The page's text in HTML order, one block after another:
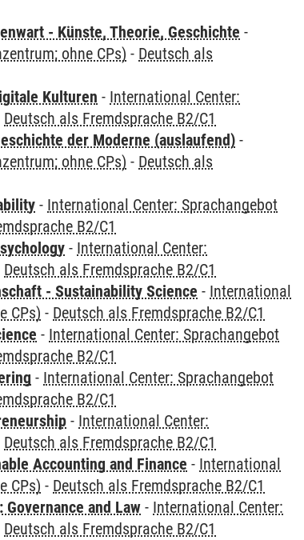
- Künste, Theorie, Geschichte -
ohne CPs) - Deutsch als
Kulturen - International Center:
Deutsch als Fremdsprache B2/C1
der Moderne (auslaufend) -
ohne CPs) - Deutsch als
- International Center: Sprachangebot
B2/C1
- International Center:
Deutsch als Fremdsprache B2/C1
- Sustainability Science - International
CPs) - Deutsch als Fremdsprache B2/C1
- International Center: Sprachangebot
B2/C1
- International Center: Sprachangebot
B2/C1
- International Center:
Deutsch als Fremdsprache B2/C1
Accounting and Finance - International
CPs) - Deutsch als Fremdsprache B2/C1
and Law - International Center:
Deutsch als Fremdsprache B2/C1